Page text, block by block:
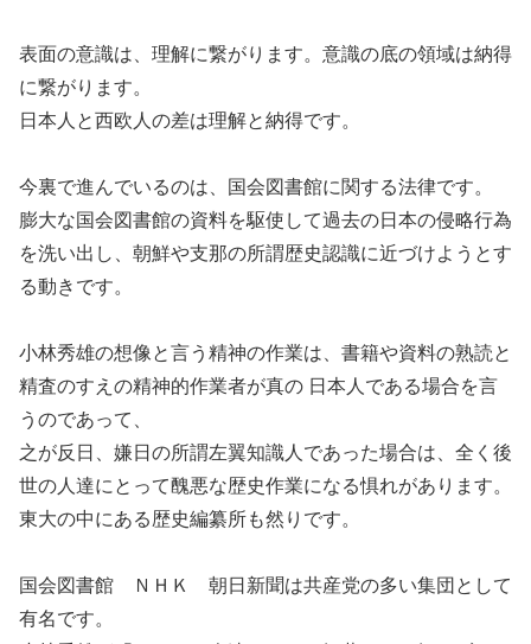
表面の意識は、理解に繋がります。意識の底の領域は納得
に繋がります。
日本人と西欧人の差は理解と納得です。
今裏で進んでいるのは、国会図書館に関する法律です。
膨大な国会図書館の資料を駆使して過去の日本の侵略行為
を洗い出し、朝鮮や支那の所謂歴史認識に近づけようとす
る動きです。
小林秀雄の想像と言う精神の作業は、書籍や資料の熟読と
精査のすえの精神的作業者が真の 日本人である場合を言
うのであって、
之が反日、嫌日の所謂左翼知識人であった場合は、全く後
世の人達にとって醜悪な歴史作業になる惧れがあります。
東大の中にある歴史編纂所も然りです。
国会図書館 ＮＨＫ 朝日新聞は共産党の多い集団として
有名です。